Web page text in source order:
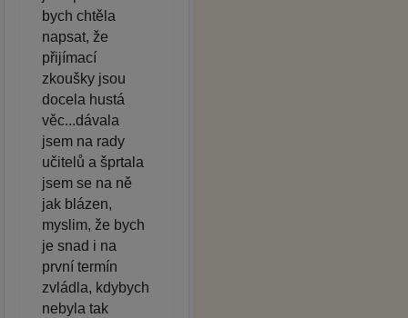
bych chtěla
napsat, že
přijímací
zkoušky jsou
docela hustá
věc...dávala
jsem na rady
učitelů a šprtala
jsem se na ně
jak blázen,
myslim, že bych
je snad i na
první termín
zvládla, kdybych
nebyla tak